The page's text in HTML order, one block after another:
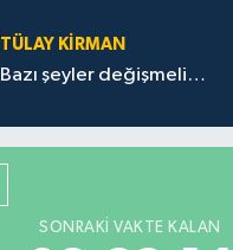
TÜLAY KİRMAN
Bazı şeyler değişmeli…
SONRAKI VAKTE KALAN